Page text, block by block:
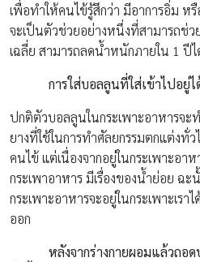
เพื่อทำให้คนไข้รู้สึกว่า มีอาการอิ่ม ห
จะเป็นตัวช่วยอย่างหนึ่งที่สามารถช่
เฉลี่ย สามารถลดน้ำหนักภายใน 1 ปี
การใส่บอลลูนที่ใส่เข้าไปอยู่ไ
ปกติตัวบอลลูนในกระเพาะอาหารจะ
ยางที่ใช้ในการทำศัลยกรรมตกแต่งทั่
คนไข้ แต่เนื่องจากอยู่ในกระเพาะอา
กระเพาอาหาร มีเรื่องของน้ำย่อย ฉ
กระเพาะอาหารจะอยู่ในกระเพาะเร
ออก
หลังจากร่างกายผอมแล้วถอดบ